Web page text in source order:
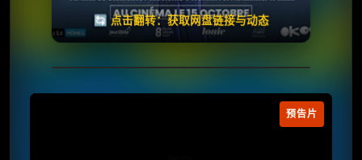
🔄 点击翻转：获取网盘链接与动态
预告片